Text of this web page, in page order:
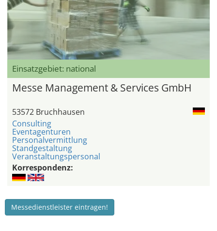
Einsatzgebiet: national
Messe Management & Services GmbH
53572 Bruchhausen
Consulting
Eventagenturen
Personalvermittlung
Standgestaltung
Veranstaltungspersonal
Korrespondenz:
Messedienstleister eintragen!